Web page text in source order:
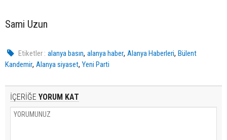
Sami Uzun
Etiketler : alanya basın,alanya haber,Alanya Haberleri,Bülent
Kandemir, Alanya siyaset, Yeni Parti
İÇERİĞE YORUM KAT